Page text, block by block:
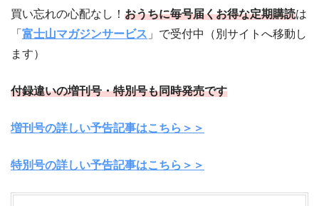
買い忘れの心配なし！ おうちに毎号届くお得な定期購読は
「 富士山マガジンサービス 」で受付中（別サイトへ移動し
ます）
付録違いの増刊号・特別号も同時発売です
増刊号の詳しい予告記事はこちら＞＞
特別号の詳しい予告記事はこちら＞＞